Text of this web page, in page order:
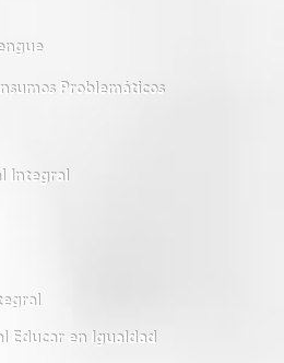
Problemáticos
Integral
Educar en Igualdad